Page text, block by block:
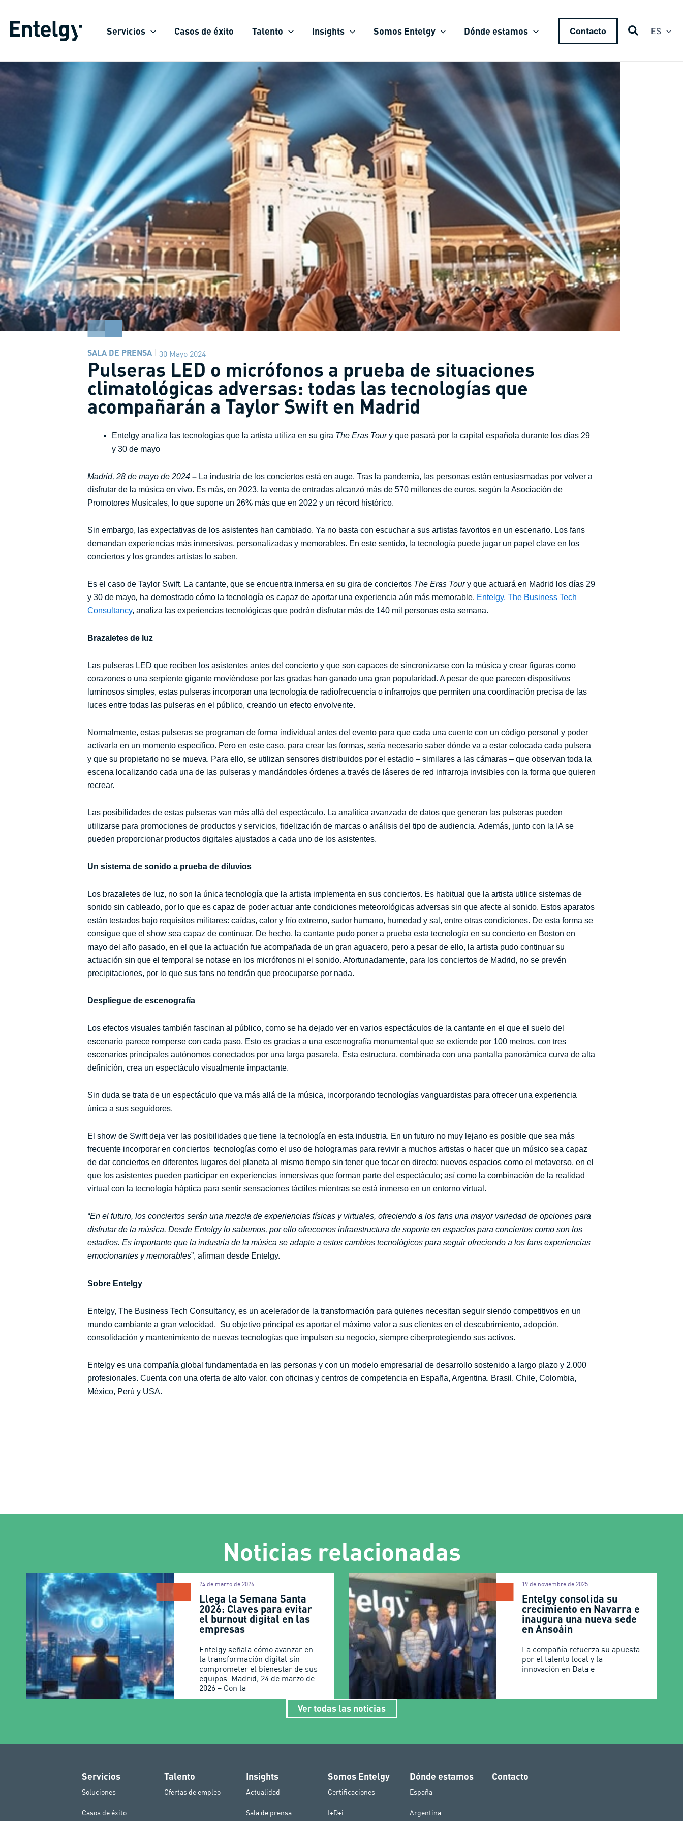
contenido
Servicios Casos de éxito Talento Insights Somos Entelgy Dónde estamos Contacto ES
SALA DE PRENSA 30 Mayo 2024
Pulseras LED o micrófonos a prueba de situaciones
climatológicas adversas: todas las tecnologías que
acompañarán a Taylor Swift en Madrid
Entelgy analiza las tecnologías que la artista utiliza en su gira The Eras Toury que pasará por la capital española durante los días 29
y 30 de mayo
Madrid, 28 de mayo de 2024 – La industria de los conciertos está en auge. Tras la pandemia, las personas están entusiasmadas por volver a
disfrutar de la música en vivo. Es más, en 2023, la venta de entradas alcanzó más de 570 millones de euros, según la Asociación de
Promotores Musicales, lo que supone un 26% más que en 2022 y un récord histórico.
Sin embargo, las expectativas de los asistentes han cambiado. Ya no basta con escuchar a sus artistas favoritos en un escenario. Los fans
demandan experiencias más inmersivas, personalizadas y memorables. En este sentido, la tecnología puede jugar un papel clave en los
conciertos y los grandes artistas lo saben.
Es el caso de Taylor Swift. La cantante, que se encuentra inmersa en su gira de conciertos The Eras Toury que actuará en Madrid los días 29
y 30 de mayo, ha demostrado cómo la tecnología es capaz de aportar una experiencia aún más memorable. Entelgy, The Business Tech
Consultancy, analiza las experiencias tecnológicas que podrán disfrutar más de 140 mil personas esta semana.
Brazaletes de luz
Las pulseras LED que reciben los asistentes antes del concierto y que son capaces de sincronizarse con la música y crear figuras como
corazones o una serpiente gigante moviéndose por las gradas han ganado una gran popularidad. A pesar de que parecen dispositivos
luminosos simples, estas pulseras incorporan una tecnología de radiofrecuencia o infrarrojos que permiten una coordinación precisa de las
luces entre todas las pulseras en el público, creando un efecto envolvente.
Normalmente, estas pulseras se programan de forma individual antes del evento para que cada una cuente con un código personal y poder
activarla en un momento específico. Pero en este caso, para crear las formas, sería necesario saber dónde va a estar colocada cada pulsera
y que su propietario no se mueva. Para ello, se utilizan sensores distribuidos por el estadio – similares a las cámaras – que observan toda la
escena localizando cada una de las pulseras y mandándoles órdenes a través de láseres de red infrarroja invisibles con la forma que quieren
recrear.
Las posibilidades de estas pulseras van más allá del espectáculo. La analítica avanzada de datos que generan las pulseras pueden
utilizarse para promociones de productos y servicios, fidelización de marcas o análisis del tipo de audiencia. Además, junto con la IA se
pueden proporcionar productos digitales ajustados a cada uno de los asistentes.
Un sistema de sonido a prueba de diluvios
Los brazaletes de luz, no son la única tecnología que la artista implementa en sus conciertos. Es habitual que la artista utilice sistemas de
sonido sin cableado, por lo que es capaz de poder actuar ante condiciones meteorológicas adversas sin que afecte al sonido. Estos aparatos
están testados bajo requisitos militares: caídas, calor y frío extremo, sudor humano, humedad y sal, entre otras condiciones. De esta forma se
consigue que el show sea capaz de continuar. De hecho, la cantante pudo poner a prueba esta tecnología en su concierto en Boston en
mayo del año pasado, en el que la actuación fue acompañada de un gran aguacero, pero a pesar de ello, la artista pudo continuar su
actuación sin que el temporal se notase en los micrófonos ni el sonido. Afortunadamente, para los conciertos de Madrid, no se prevén
precipitaciones, por lo que sus fans no tendrán que preocuparse por nada.
Despliegue de escenografía
Los efectos visuales también fascinan al público, como se ha dejado ver en varios espectáculos de la cantante en el que el suelo del
escenario parece romperse con cada paso. Esto es gracias a una escenografía monumental que se extiende por 100 metros, con tres
escenarios principales autónomos conectados por una larga pasarela. Esta estructura, combinada con una pantalla panorámica curva de alta
definición, crea un espectáculo visualmente impactante.
Sin duda se trata de un espectáculo que va más allá de la música, incorporando tecnologías vanguardistas para ofrecer una experiencia
única a sus seguidores.
El show de Swift deja ver las posibilidades que tiene la tecnología en esta industria. En un futuro no muy lejano es posible que sea más
frecuente incorporar en conciertos tecnologías como el uso de hologramas para revivir a muchos artistas o hacer que un músico sea capaz
de dar conciertos en diferentes lugares del planeta al mismo tiempo sin tener que tocar en directo; nuevos espacios como el metaverso, en el
que los asistentes pueden participar en experiencias inmersivas que forman parte del espectáculo; así como la combinación de la realidad
virtual con la tecnología háptica para sentir sensaciones táctiles mientras se está inmerso en un entorno virtual.
“En el futuro, los conciertos serán una mezcla de experiencias físicas y virtuales, ofreciendo a los fans una mayor variedad de opciones para
disfrutar de la música. Desde Entelgy lo sabemos, por ello ofrecemos infraestructura de soporte en espacios para conciertos como son los
estadios. Es importante que la industria de la música se adapte a estos cambios tecnológicos para seguir ofreciendo a los fans experiencias
emocionantes y memorables”, afirman desde Entelgy.
Sobre Entelgy
Entelgy, The Business Tech Consultancy, es un acelerador de la transformación para quienes necesitan seguir siendo competitivos en un
mundo cambiante a gran velocidad. Su objetivo principal es aportar el máximo valor a sus clientes en el descubrimiento, adopción,
consolidación y mantenimiento de nuevas tecnologías que impulsen su negocio, siempre ciberprotegiendo sus activos.
Entelgy es una compañía global fundamentada en las personas y con un modelo empresarial de desarrollo sostenido a largo plazo y 2.000
profesionales. Cuenta con una oferta de alto valor, con oficinas y centros de competencia en España, Argentina, Brasil, Chile, Colombia,
México, Perú y USA.
Noticias relacionadas
Llega la Semana Santa
2026: Claves para evitar
el burnout digital en las
empresas
24 de marzo de 2026
Entelgy señala cómo avanzar en
la transformación digital sin
comprometer el bienestar de sus
equipos Madrid, 24 de marzo de
2026 – Con la
Entelgy consolida su
crecimiento en Navarra e
inaugura una nueva sede
en Ansoáin
19 de noviembre de 2025
La compañía refuerza su apuesta
por el talento local y la
innovación en Data e
Ver todas las noticias
Servicios
Soluciones
Casos de éxito
Talento
Ofertas de empleo
Insights
Actualidad
Sala de prensa
Somos Entelgy
Certificaciones
I+D+i
Dónde estamos
España
Argentina
Contacto